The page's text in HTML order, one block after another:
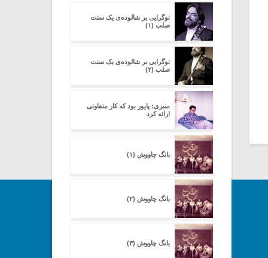
نوگرایی بر شالوده‌ی یک سنت
صلب (۱)
نوگرایی بر شالوده‌ی یک سنت
صلب (۲)
منبری: پایور بود که کار متفاوتی
ارائه کرد
بانگ چاووش (۱)
بانگ چاووش (۲)
بانگ چاووش (۳)